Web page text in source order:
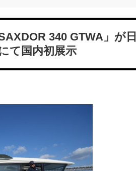
340 GTWA」が
て国内初展示